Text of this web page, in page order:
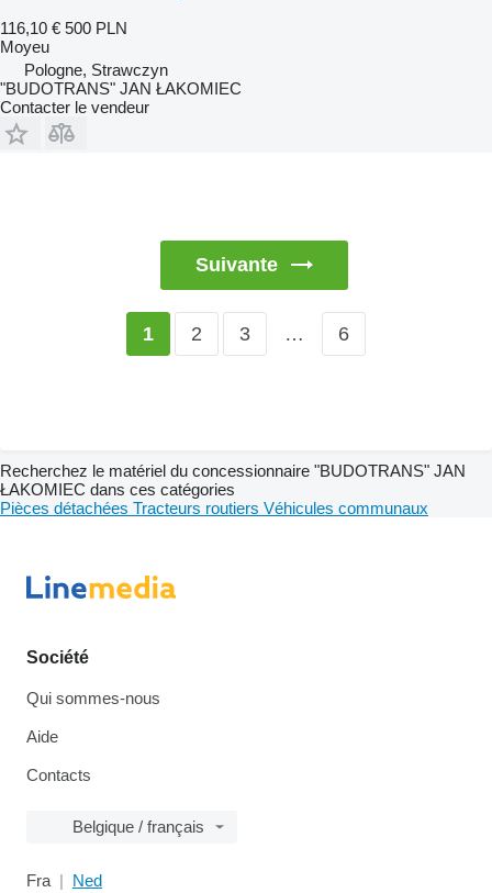
116,10 € 500 PLN
Moyeu
Pologne, Strawczyn
"BUDOTRANS" JAN ŁAKOMIEC
Contacter le vendeur
Suivante
1 2 3 … 6
Recherchez le matériel du concessionnaire "BUDOTRANS" JAN
ŁAKOMIEC dans ces catégories
Pièces détachées Tracteurs routiers Véhicules communaux
Société
Qui sommes-nous
Aide
Contacts
Belgique / français
Fra Ned